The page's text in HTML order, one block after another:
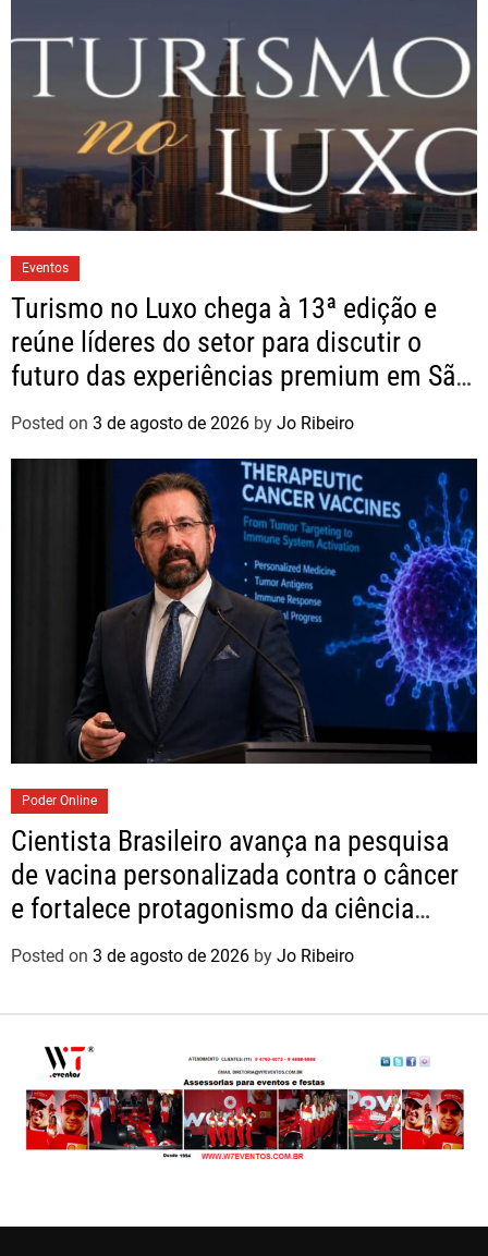
Eventos
Turismo no Luxo chega à 13ª edição e
reúne líderes do setor para discutir o
futuro das experiências premium em São
Paulo
Posted on 3 de agosto de 2026 by Jo Ribeiro
Poder Online
Cientista Brasileiro avança na pesquisa
de vacina personalizada contra o câncer
e fortalece protagonismo da ciência
nacional
Posted on 3 de agosto de 2026 by Jo Ribeiro